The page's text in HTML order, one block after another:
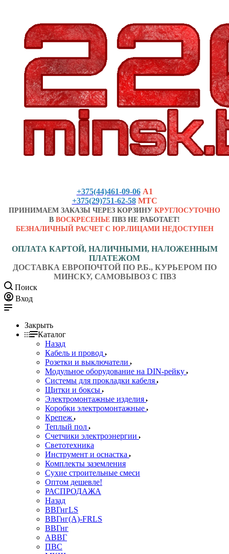
+375(44)461-09-06 А1
+375(29)751-62-58 МТС
ПРИНИМАЕМ ЗАКАЗЫ ЧЕРЕЗ КОРЗИНУ КРУГЛОСУТОЧНО
В ВОСКРЕСЕНЬЕ ПВЗ НЕ РАБОТАЕТ!
БЕЗНАЛИЧНЫЙ РАСЧЕТ С ЮР.ЛИЦАМИ НЕДОСТУПЕН
ОПЛАТА КАРТОЙ, НАЛИЧНЫМИ, НАЛОЖЕННЫМ
ПЛАТЕЖОМ
ДОСТАВКА ЕВРОПОЧТОЙ ПО Р.Б., КУРЬЕРОМ ПО
МИНСКУ, САМОВЫВОЗ С ПВЗ
Поиск
Вход
Закрыть
Каталог
Назад
Кабель и провод
Розетки и выключатели
Модульное оборудование на DIN-рейку
Системы для прокладки кабеля
Щитки и боксы
Электромонтажные изделия
Коробки электромонтажные
Крепеж
Теплый пол
Счетчики электроэнергии
Светотехника
Инструмент и оснастка
Комплекты заземления
Сухие строительные смеси
Оптом дешевле!
РАСПРОДАЖА
Назад
ВВГнгLS
ВВГнг(А)-FRLS
ВВГнг
АВВГ
ПВС